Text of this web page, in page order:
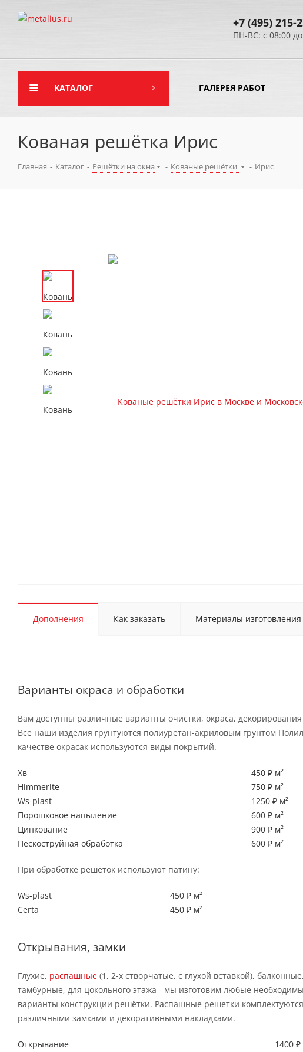
+7 (495) 215-
ПН-ВС: с 08:00
КАТАЛОГ ГАЛЕРЕЯ РАБОТ
Кованая решётка Ирис
Главная - Каталог - Решётки на окна - Кованые решётки - Ирис
Дополнения Как заказать Материалы изготовления
Варианты окраса и обработки
Вам доступны различные варианты очистки, окраса,
Все наши изделия грунтуются полиуретан-акриловым грунтом
качестве окрасак используются виды покрытий.
Хв
450 ₽ м²
Himmerite
750 ₽ м²
Ws-plast
1250 ₽ м²
Порошковое напыление
600 ₽ м²
Цинкование
900 ₽ м²
Пескоструйная обработка
600 ₽ м²
При обработке решёток используют патину:
Ws-plast
450 ₽ м²
Certa
450 ₽ м²
Открывания, замки
Глухие, распашные (1, 2-х створчатые, с глухой вставкой), балконные,
тамбурные, для цокольного этажа - мы изготовим любые
варианты конструкции решётки. Распашные решетки комплектуются
различными замками и декоративными накладками.
Открывание
1400 ₽